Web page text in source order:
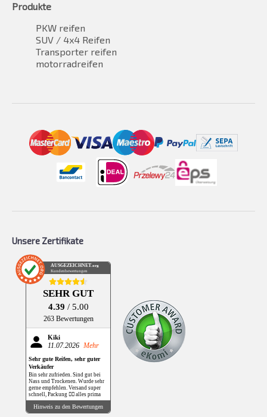
Produkte
PKW reifen
SUV / 4x4 Reifen
Transporter reifen
motorradreifen
Unsere Zertifikate
AUSGEZEICHNET .org
Kundenbewertungen
SEHR GUT
4.39 / 5.00
263 Bewertungen
Kiki
11.07.2026 Mehr
Sehr gute Reifen, sehr guter
Verkäufer
Bin sehr zufrieden. Sind gut bei
Nass und Trockenen. Wurde sehr
gerne empfehlen. Versand super
schnell, Packung 👌🏻 alles prima
Hinweis zu den Bewertungen